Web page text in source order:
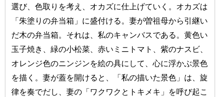
選び、色取りを考え、オカズに仕上げていく。オカズは
「朱塗りの弁当箱」に盛付ける。妻が曽祖母から引継い
だ木の弁当箱。それは、私のキャンバスである。黄色い
玉子焼き、緑の小松菜、赤いミニトマト、紫のナスビ、
オレンジ色のニンジンを絵の具にして、心に浮かぶ景色
を描く。妻が蓋を開けると、「私の描いた景色」は、旋
律を奏でだし、妻の「ワクワクとトキメキ」を呼び起こ